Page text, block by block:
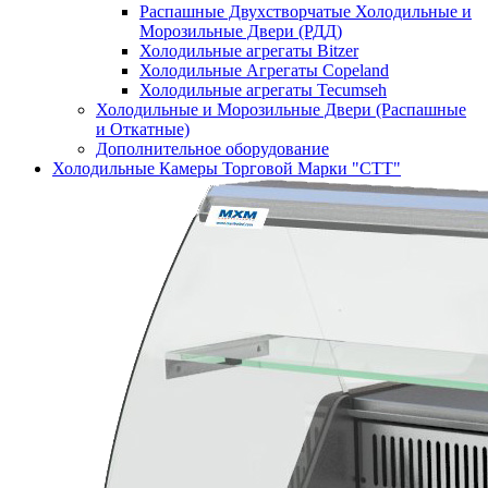
Распашные Двухстворчатые Холодильные и
Морозильные Двери (РДД)
Холодильные агрегаты Bitzer
Холодильные Агрегаты Copeland
Холодильные агрегаты Tecumseh
Холодильные и Морозильные Двери (Распашные
и Откатные)
Дополнительное оборудование
Холодильные Камеры Торговой Марки "СТТ"